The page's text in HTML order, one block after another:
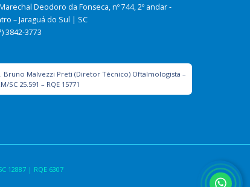
Deodoro da Fonseca, nº 744, 2º andar -
– Jaraguá do Sul | SC
3842-3773
Bruno Malvezzi Preti (Diretor Técnico) Oftalmologista –
SC 25.591 – RQE 15771
12887 | RQE 6307